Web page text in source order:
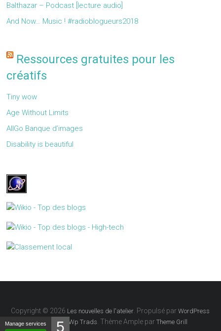
Balthazar – Podcast [lecture audio]
And Now… Music ! #radioblogueurs2018
Ressources gratuites pour les
créatifs
Tiny wow
Age Without Limits
AllGo Banque d’images
Disability is beautiful
Copyright © 2026 Les nouvelles de l'atelier . Propulsé parWordPress
Traduit par Wp Trads . Thème Ample par Theme Grill
Manage services 5